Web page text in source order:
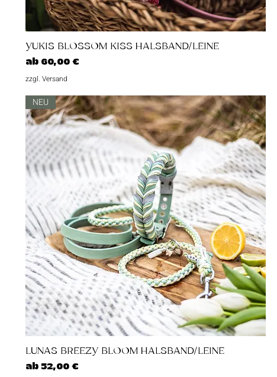
Schnellansicht
YUKIS BLOSSOM KISS HALSBAND/LEINE
ab 60,00 €
Sale-Preis
zzgl. Versand
Schnellansicht
NEU
LUNAS BREEZY BLOOM HALSBAND/LEINE
ab 52,00 €
Sale-Preis